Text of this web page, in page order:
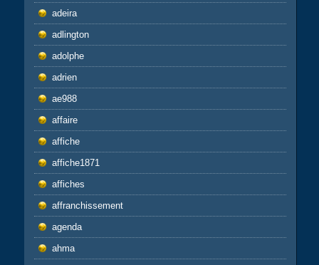
adeira
adlington
adolphe
adrien
ae988
affaire
affiche
affiche1871
affiches
affranchissement
agenda
ahma